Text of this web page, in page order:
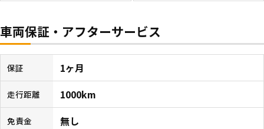
車両保証・アフターサービス
保証 1ヶ月
走行距離 1000km
免責金 無し